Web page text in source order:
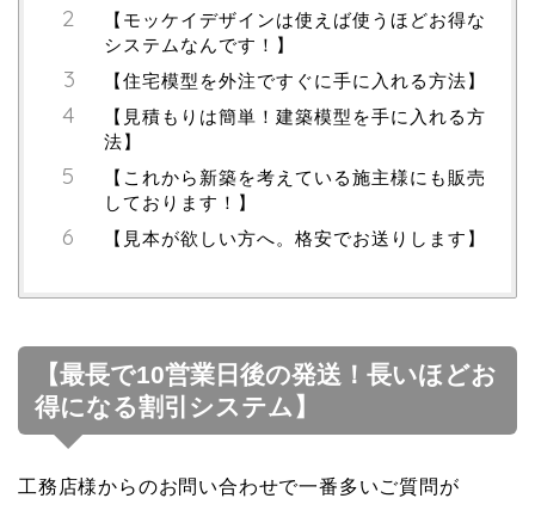
【モッケイデザインは使えば使うほどお得な
システムなんです！】
【住宅模型を外注ですぐに手に入れる方法】
【見積もりは簡単！建築模型を手に入れる方
法】
【これから新築を考えている施主様にも販売
しております！】
【見本が欲しい方へ。格安でお送りします】
【最長で10営業日後の発送！長いほどお
得になる割引システム】
工務店様からのお問い合わせで一番多いご質問が